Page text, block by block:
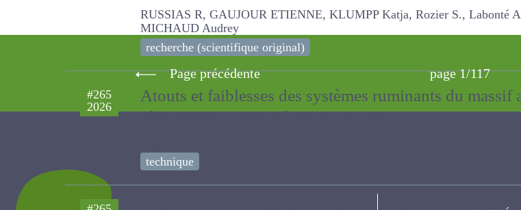
RUSSIAS R, GAUJOUR ETIENNE, KLUMPP Katja, Rozier S., Labonté A.,
recherche (scientifique original)
2026
Atouts et faiblesses des systèmes ruminants du
résultats du projet Décarbon’Alpes
technique
#265
Stratégies d’adaptation et d’atténuation dans les
Page précédente page 1/117